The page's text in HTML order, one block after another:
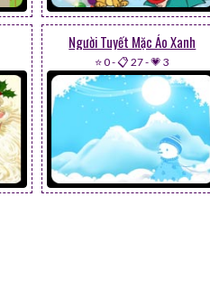
Người Tuyết Mặc Áo Xanh
⭐ 0-📋 27-💗 3